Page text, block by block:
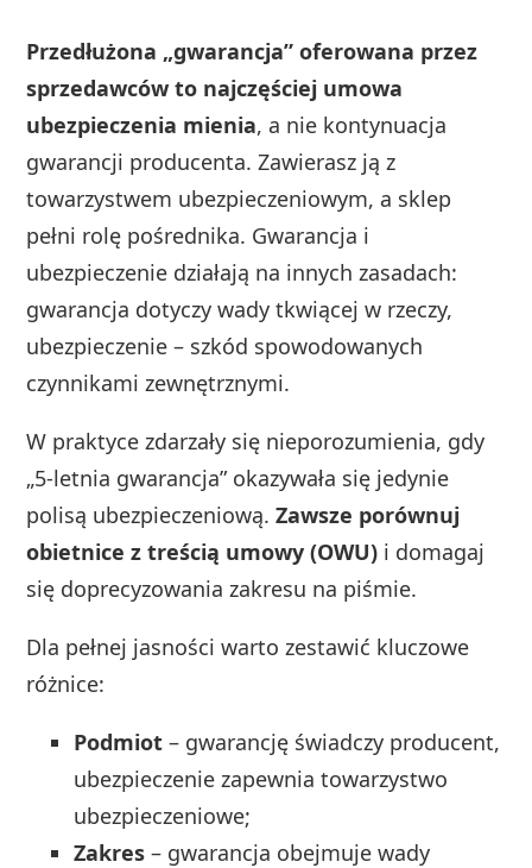
Przedłużona „gwarancja” oferowana przez
sprzedawców to najczęściej umowa
ubezpieczenia mienia, a nie kontynuacja
gwarancji producenta. Zawierasz ją z
towarzystwem ubezpieczeniowym, a sklep
pełni rolę pośrednika. Gwarancja i
ubezpieczenie działają na innych zasadach:
gwarancja dotyczy wady tkwiącej w rzeczy,
ubezpieczenie – szkód spowodowanych
czynnikami zewnętrznymi.
W praktyce zdarzały się nieporozumienia, gdy
„5-letnia gwarancja” okazywała się jedynie
polisą ubezpieczeniową.Zawsze porównuj
obietnice z treścią umowy (OWU) i domagaj
się doprecyzowania zakresu na piśmie.
Dla pełnej jasności warto zestawić kluczowe
różnice:
Podmiot – gwarancję świadczy producent,
ubezpieczenie zapewnia towarzystwo
ubezpieczeniowe;
Zakres – gwarancja obejmuje wady